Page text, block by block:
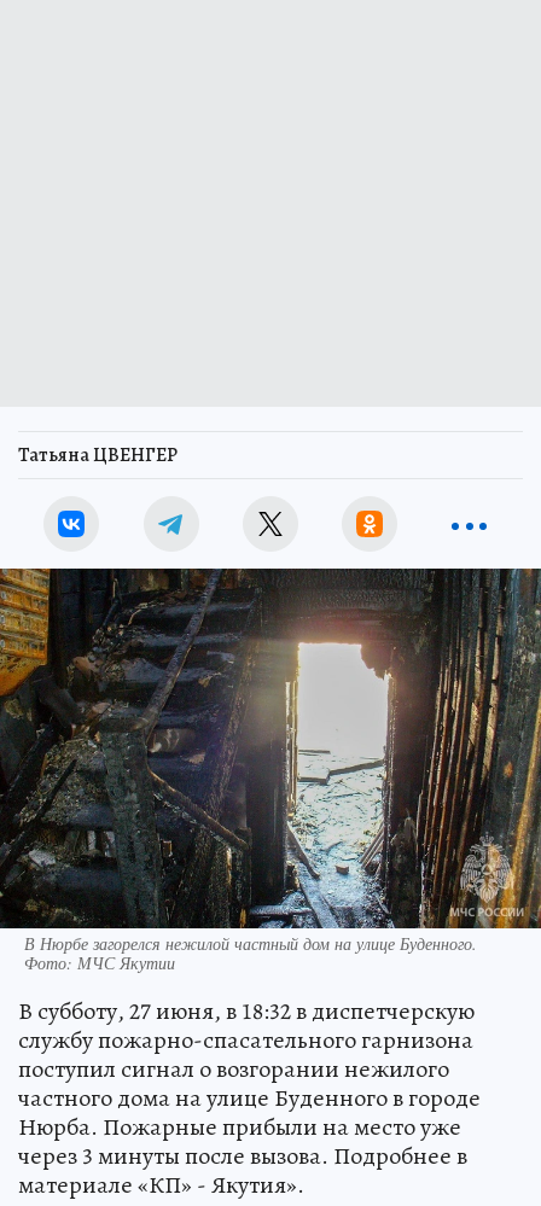
Татьяна ЦВЕНГЕР
В Нюрбе загорелся нежилой частный дом на улице Буденного.
Фото: МЧС Якутии
В субботу, 27 июня, в 18:32 в диспетчерскую
службу пожарно-спасательного гарнизона
поступил сигнал о возгорании нежилого
частного дома на улице Буденного в городе
Нюрба. Пожарные прибыли на место уже
через 3 минуты после вызова. Подробнее в
материале «КП» - Якутия».